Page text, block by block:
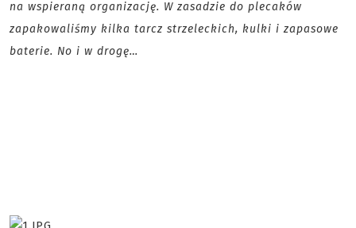
na wspieraną organizację. W zasadzie do plecaków
zapakowaliśmy kilka tarcz strzeleckich, kulki i zapasowe
baterie. No i w drogę…